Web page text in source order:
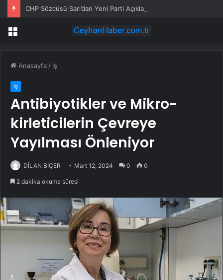
Menü
Anasayfa / İş
İş
Antibiyotikler ve Mikro-
kirleticilerin Çevreye
Yayılması Önleniyor
DİLAN BİÇER Mart 12, 2024 0 0
2 dakika okuma süresi